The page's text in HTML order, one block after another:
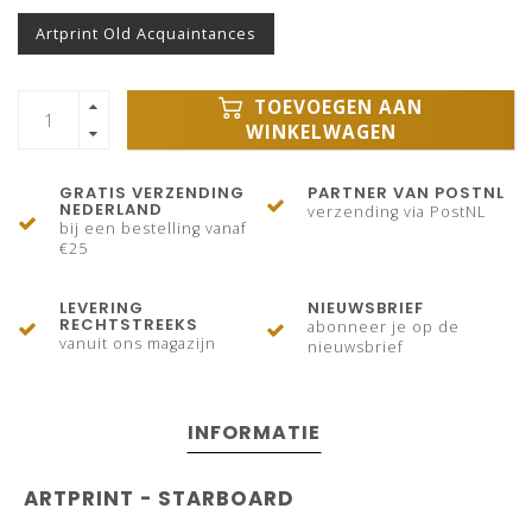
Artprint Old Acquaintances
TOEVOEGEN AAN
WINKELWAGEN
GRATIS VERZENDING
NEDERLAND
bij een bestelling vanaf
€25
PARTNER VAN POSTNL
verzending via PostNL
LEVERING
RECHTSTREEKS
vanuit ons magazijn
NIEUWSBRIEF
abonneer je op de
nieuwsbrief
INFORMATIE
ARTPRINT - STARBOARD